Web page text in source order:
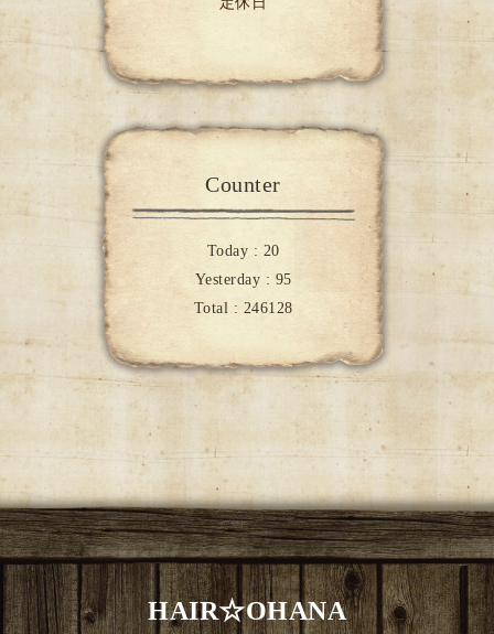
Counter
Today : 20
Yesterday : 95
Total : 246128
HAIR☆OHANA